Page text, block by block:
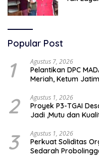
Popular Post
1 Agustus 7, 2026
Pelantikan DPC
Meriah, Ketum
2 Agustus 1, 2026
Proyek P3-TGAI
Jadi ,Mutu dan
3 Agustus 1, 2026
Perkuat Soliditas
Sedarah